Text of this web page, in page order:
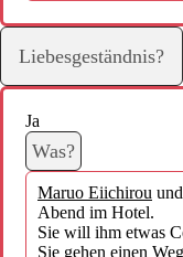
Liebesgeständnis?
Ja
Was?
Maruo Eiichirou und
Abend im Hotel.
Sie will ihm etwas
Sie gehen einen